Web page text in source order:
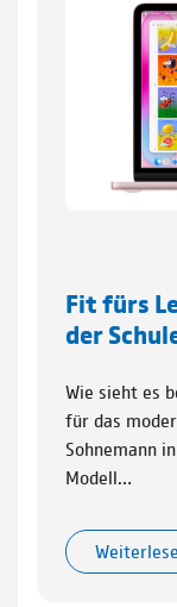
Fit fürs
der
Wie sieht es
für das
Sohnemann
Modell…